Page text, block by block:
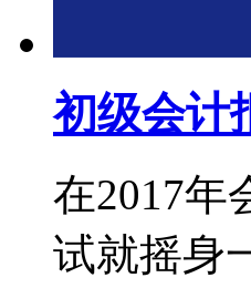
初级会计
在2017年
试就摇身